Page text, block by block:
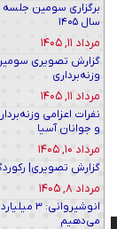
برگزاری سومین جلسه
سال ۱۴۰۵
مرداد ۱۱, ۱۴۰۵
گزارش تصویری
وزنه‌برداری
مرداد ۱۱, ۱۴۰۵
نفرات اعزامی
و جوانان آسیا
مرداد ۱۰, ۱۴۰۵
گزارش تصویری|
مرداد ۸, ۱۴۰۵
می‌دهیم